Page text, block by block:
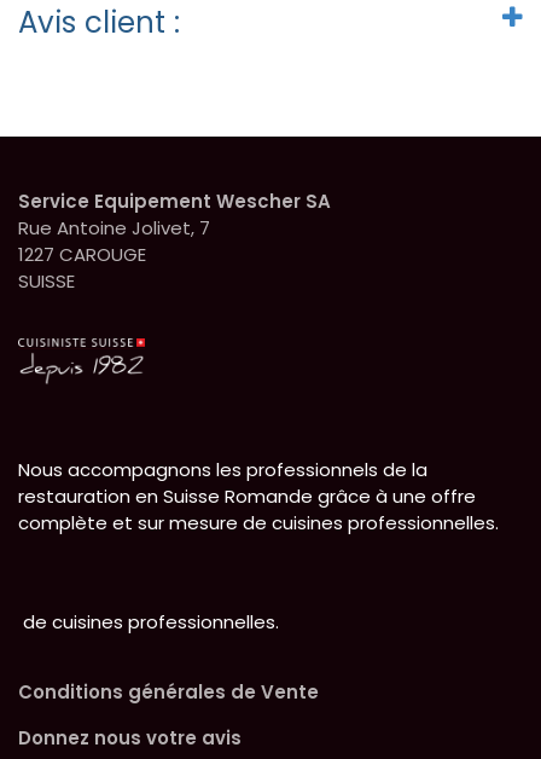
Avis client :
Service Equipement Wescher SA
Rue Antoine Jolivet, 7
1227 CAROUGE
SUISSE
Nous accompagnons les professionnels de la
restauration en Suisse Romande grâce à une offre
complète et sur mesure de cuisines professionnelles.
de cuisines professionnelles.
Conditions générales de Vente
Donnez nous votre avis